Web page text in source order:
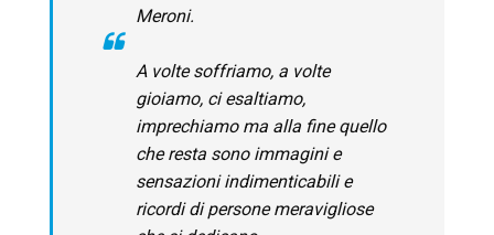
Meroni.
A volte soffriamo, a volte
gioiamo, ci esaltiamo,
imprechiamo ma alla fine quello
che resta sono immagini e
sensazioni indimenticabili e
ricordi di persone meravigliose